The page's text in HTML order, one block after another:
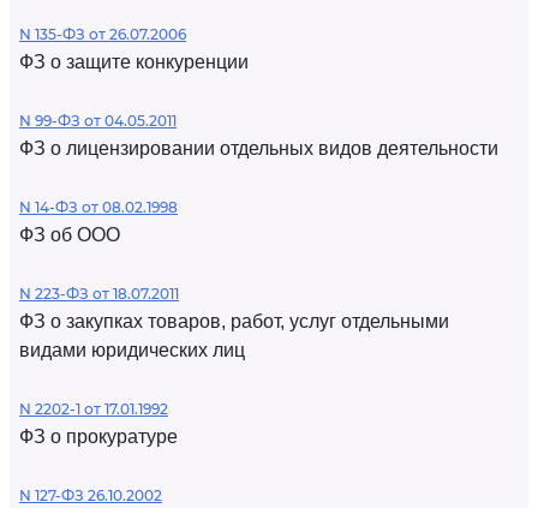
N 135-ФЗ от 26.07.2006
ФЗ о защите конкуренции
N 99-ФЗ от 04.05.2011
ФЗ о лицензировании отдельных видов деятельности
N 14-ФЗ от 08.02.1998
ФЗ об ООО
N 223-ФЗ от 18.07.2011
ФЗ о закупках товаров, работ, услуг отдельными
видами юридических лиц
N 2202-1 от 17.01.1992
ФЗ о прокуратуре
N 127-ФЗ 26.10.2002